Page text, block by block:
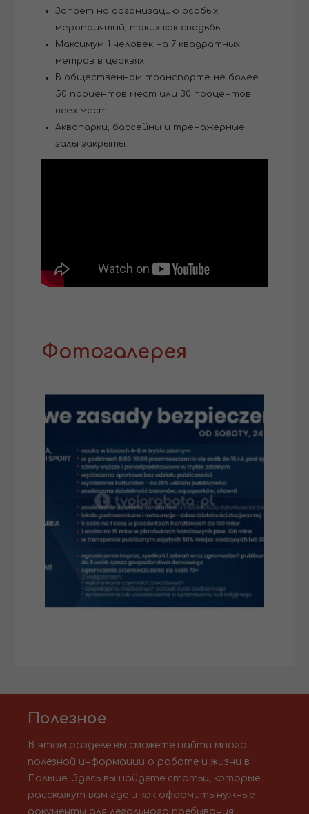
Запрет на организацию особых
мероприятий, таких как свадьбы
Максимум 1 человек на 7 квадратных
метров в церквях
В общественном транспорте не более
50 процентов мест или 30 процентов
всех мест
Аквапарки, бассейны и тренажерные
залы закрыты.
Фотогалерея
Полезное
В этом разделе вы сможете найти много
полезной информации о работе и жизни в
Польше. Здесь вы найдете статьи, которые
расскажут вам где и как оформить нужные
документы для легального пребывания